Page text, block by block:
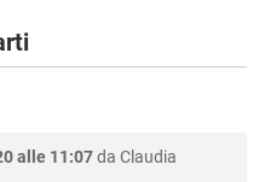
alle 11:07da Claudia